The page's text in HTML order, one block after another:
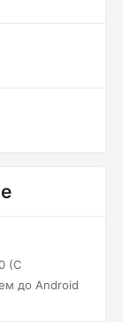
(С
до Android